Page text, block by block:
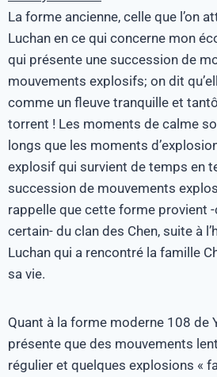
La forme ancienne, celle que l’on
Luchan en ce qui concerne mon
qui présente une succession de
mouvements explosifs; on dit
comme un fleuve tranquille et
torrent ! Les moments de calme
longs que les moments
explosif qui survient de temps en
succession de mouvements
rappelle que cette forme provient -
certain- du clan des Chen, suite à
Luchan qui a rencontré la famille
sa vie.
Quant à la forme moderne 108 de
présente que des mouvements
régulier et quelques explosions «